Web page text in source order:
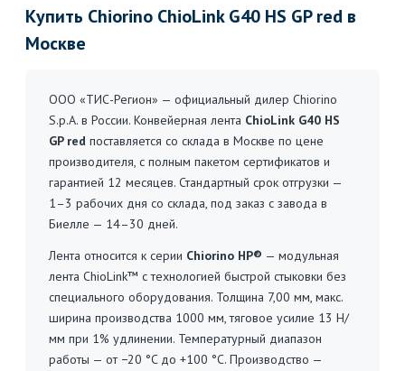
Купить Chiorino ChioLink G40 HS GP red в
Москве
ООО «ТИС-Регион» — официальный дилер Chiorino
S.p.A. в России. Конвейерная лента ChioLink G40 HS
GP red поставляется со склада в Москве по цене
производителя, с полным пакетом сертификатов и
гарантией 12 месяцев. Стандартный срок отгрузки —
1–3 рабочих дня со склада, под заказ с завода в
Биелле — 14–30 дней.
Лента относится к серии Chiorino HP® — модульная
лента ChioLink™ с технологией быстрой стыковки без
специального оборудования. Толщина 7,00 мм, макс.
ширина производства 1000 мм, тяговое усилие 13 Н/
мм при 1% удлинении. Температурный диапазон
работы — от −20 °C до +100 °C. Производство —